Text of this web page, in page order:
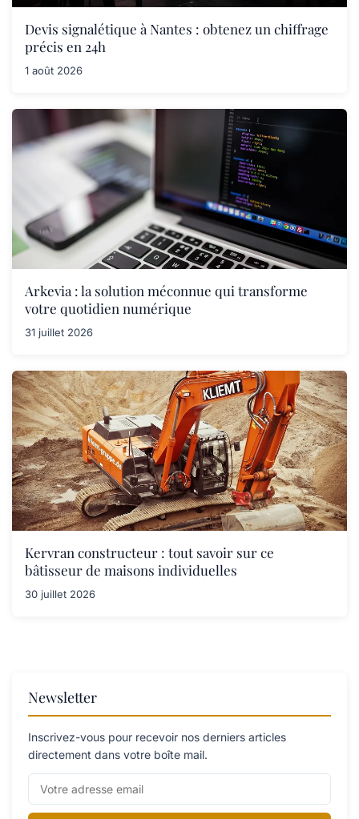
Devis signalétique à Nantes : obtenez un chiffrage
précis en 24h
1 août 2026
Arkevia : la solution méconnue qui transforme
votre quotidien numérique
31 juillet 2026
Kervran constructeur : tout savoir sur ce
bâtisseur de maisons individuelles
30 juillet 2026
Newsletter
Inscrivez-vous pour recevoir nos derniers articles
directement dans votre boîte mail.